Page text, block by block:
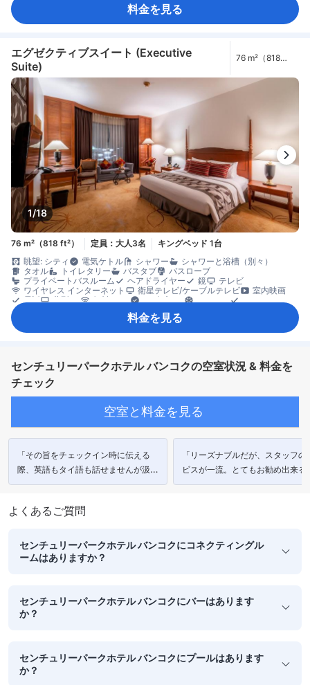
ケトル
コーヒー/ティーメーカー
クローゼット
ドレッシングルーム
洋服掛け
ベビーベッド（要リクエスト）
セーフティボックス（客室内）
安全/セキュリティ対策
煙感知器
禁煙
料金を見る
エグゼクティブスイート (Executive
Suite)
76 m²（818
1/18
76 m²（818 ft²） 定員：大人3名
キングベッド 1台
眺望: シティ
電気ケトル シャワー
シャワーと浴槽（別々）
タオル
トイレタリー バスタブ
バスローブ
プライベートバスルーム
ヘアドライヤー 鏡
テレビ
ワイヤレス インターネット
衛星テレビ/ケーブルテレビ
室内映画
電話
薄型TV 無料Wi-Fi アダプター
防音設備
コーヒー/ティーメーカー
ベビーベッド（要リクエスト）
セーフティボックス（客室内）
安全/セキュリティ対策
煙感知器
料金を見る
センチュリーパークホテル バンコクの空室状況 & 料金を
チェック
空室と料金を見る
「その旨をチェックイン時に伝える
際、英語もタイ語も話せませんが汲み
取っていただき、スタッフの方には感
「リーズナブルだが、スタッフの
ビスが一流。とてもお勧め出来る
よくあるご質問
センチュリーパークホテル バンコクにコネクティングル
ームはありますか？
センチュリーパークホテル バンコクにバーはあります
か？
センチュリーパークホテル バンコクにプールはあります
か？